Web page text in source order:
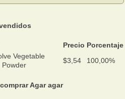
Precio Porcentaje
Vegetable
Powder
$3,54 100,00%
Agar agar